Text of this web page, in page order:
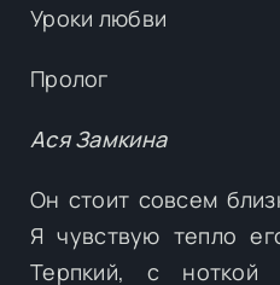
Уроки любви
Пролог
Ася Замкина
Он стоит совсем
Я чувствую тепло
Терпкий, с ноткой